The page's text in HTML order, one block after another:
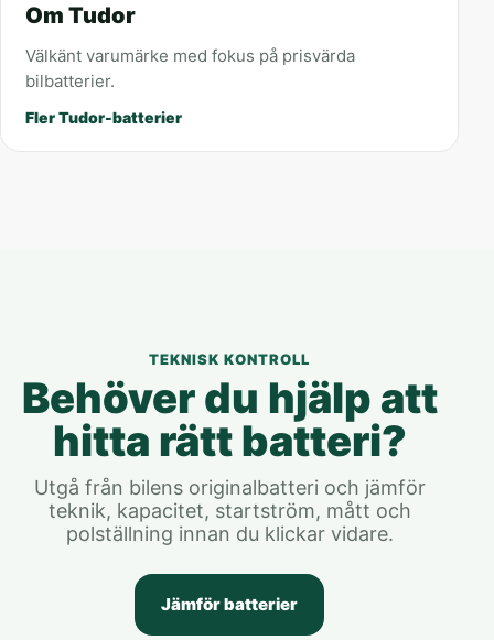
Om Tudor
Välkänt varumärke med fokus på prisvärda
bilbatterier.
Fler Tudor-batterier
TEKNISK KONTROLL
Behöver du hjälp att
hitta rätt batteri?
Utgå från bilens originalbatteri och jämför
teknik, kapacitet, startström, mått och
polställning innan du klickar vidare.
Jämför batterier